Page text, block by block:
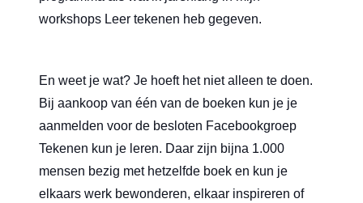
workshops Leer tekenen heb gegeven.
En weet je wat? Je hoeft het niet alleen te doen.
Bij aankoop van één van de boeken kun je je
aanmelden voor de besloten Facebookgroep
Tekenen kun je leren. Daar zijn bijna 1.000
mensen bezig met hetzelfde boek en kun je
elkaars werk bewonderen, elkaar inspireren of